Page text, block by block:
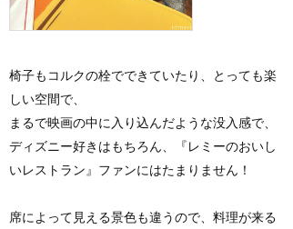
椅子もコルクの栓でできていたり、とっても楽
しい空間で、
まるで映画の中に入り込んだような没入感で、
ディズニー好きはもちろん、『レミーのおいし
いレストラン』ファンにはたまりません！
席によって見える景色も違うので、料理が来る